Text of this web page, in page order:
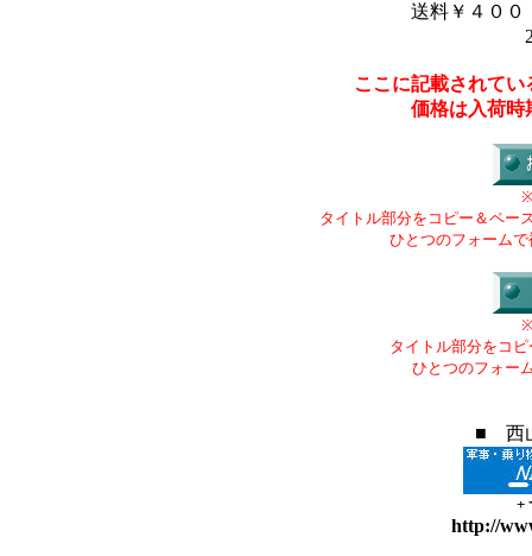
送料￥４００
ここに記載されて
価格は入荷時
タイトル部分をコピー＆ペー
ひとつのフォーム
タイトル部分をコ
ひとつのフォー
■ 西
+
http://